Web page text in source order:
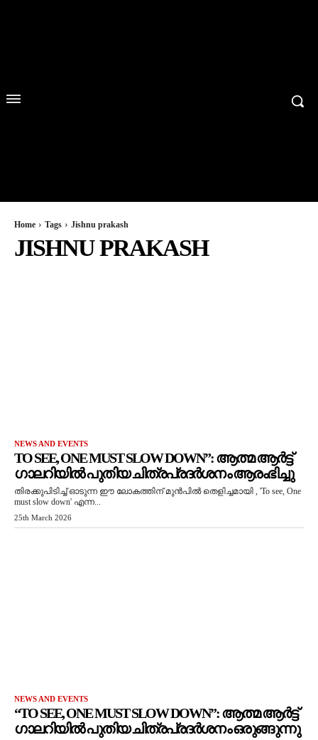
Home Tags Jishnu prakash
JISHNU PRAKASH
NEWS AND EVENTS
TO SEE, ONE MUST SLOW DOWN”: ആത്മ ആർട്ട്
ഗാലറിയിൽ പുതിയ ചിത്രപ്രദർശനം ആരംഭിച്ചു
തിരക്കുപിടിച്ച് ഓടുന്ന ഈ ലോകത്തിന് മുൻപിൽ തെളിച്ചമായി , 'To see, One
must slow down' എന്ന...
25th March 2026
NEWS AND EVENTS
“TO SEE, ONE MUST SLOW DOWN”: ആത്മ ആർട്ട്
ഗാലറിയിൽ പുതിയ ചിത്രപ്രദർശനം ഒരുങ്ങുന്നു